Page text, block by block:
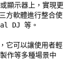
顯示器上，實現更
方軟體進行整合使
DJ 等。
它可以讓使用者輕
作等多種場景中